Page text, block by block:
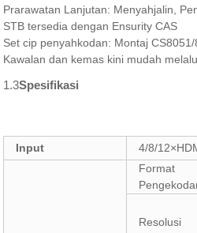
Prarawatan Lanjutan: Menyahjalin,
STB tersedia dengan Ensurity CAS
Set cip penyahkodan: Montaj
Kawalan dan kemas kini mudah
1.3Spesifikasi
Input 4/8/
Format
Resolusi